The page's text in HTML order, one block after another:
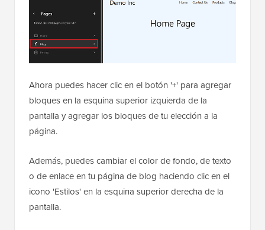
Ahora puedes hacer clic en el botón '+' para agregar
bloques en la esquina superior izquierda de la
pantalla y agregar los bloques de tu elección a la
página.
Además, puedes cambiar el color de fondo, de texto
o de enlace en tu página de blog haciendo clic en el
icono 'Estilos' en la esquina superior derecha de la
pantalla.